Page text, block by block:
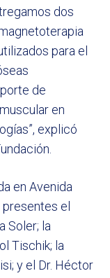
dos
para el
de
en
explicó
en Avenida
el
Soler; la
Tischik; la
y el Dr. Héctor